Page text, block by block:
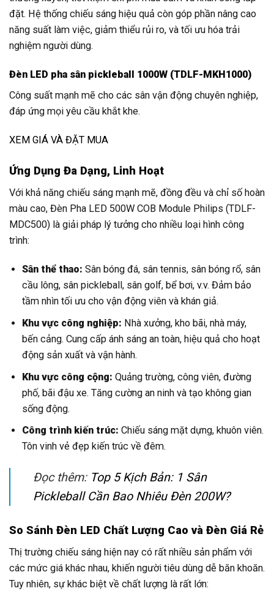
đặt. Hệ thống chiếu sáng hiệu quả còn góp phần nâng cao
năng suất làm việc, giảm thiểu rủi ro, và tối ưu hóa trải
nghiệm người dùng.
Đèn LED pha sân pickleball 1000W (TDLF-MKH1000)
Công suất mạnh mẽ cho các sân vận động chuyên nghiệp,
đáp ứng mọi yêu cầu khắt khe.
XEM GIÁ VÀ ĐẶT MUA
Ứng Dụng Đa Dạng, Linh Hoạt
Với khả năng chiếu sáng mạnh mẽ, đồng đều và chỉ số hoàn
màu cao, Đèn Pha LED 500W COB Module Philips (TDLF-
MDC500) là giải pháp lý tưởng cho nhiều loại hình công
trình:
Sân thể thao: Sân bóng đá, sân tennis, sân bóng rổ, sân
cầu lông, sân pickleball, sân golf, bể bơi, v.v. Đảm bảo
tầm nhìn tối ưu cho vận động viên và khán giả.
Khu vực công nghiệp: Nhà xưởng, kho bãi, nhà máy,
bến cảng. Cung cấp ánh sáng an toàn, hiệu quả cho hoạt
động sản xuất và vận hành.
Khu vực công cộng: Quảng trường, công viên, đường
phố, bãi đậu xe. Tăng cường an ninh và tạo không gian
sống động.
Công trình kiến trúc: Chiếu sáng mặt dựng, khuôn viên.
Tôn vinh vẻ đẹp kiến trúc về đêm.
Đọc thêm: Top 5 Kịch Bản: 1 Sân
Pickleball Cần Bao Nhiêu Đèn 200W?
So Sánh Đèn LED Chất Lượng Cao và Đèn Giá Rẻ
Thị trường chiếu sáng hiện nay có rất nhiều sản phẩm với
các mức giá khác nhau, khiến người tiêu dùng dễ băn khoăn.
Tuy nhiên, sự khác biệt về chất lượng là rất lớn: